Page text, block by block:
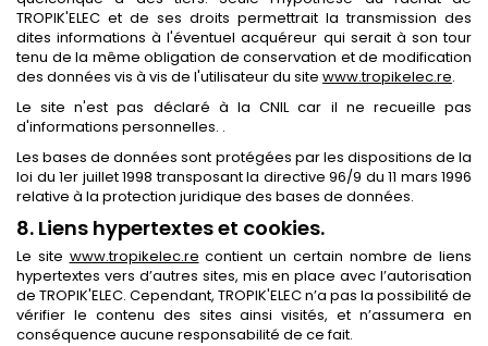
TROPIK'ELEC et de ses droits permettrait la transmission des
dites informations à l'éventuel acquéreur qui serait à son tour
tenu de la même obligation de conservation et de modification
des données vis à vis de l'utilisateur du site www.tropikelec.re.
Le site n'est pas déclaré à la CNIL car il ne recueille pas
d'informations personnelles. .
Les bases de données sont protégées par les dispositions de la
loi du 1er juillet 1998 transposant la directive 96/9 du 11 mars 1996
relative à la protection juridique des bases de données.
8. Liens hypertextes et cookies.
Le site www.tropikelec.re contient un certain nombre de liens
hypertextes vers d’autres sites, mis en place avec l’autorisation
de TROPIK'ELEC. Cependant, TROPIK'ELEC n’a pas la possibilité de
vérifier le contenu des sites ainsi visités, et n’assumera en
conséquence aucune responsabilité de ce fait.